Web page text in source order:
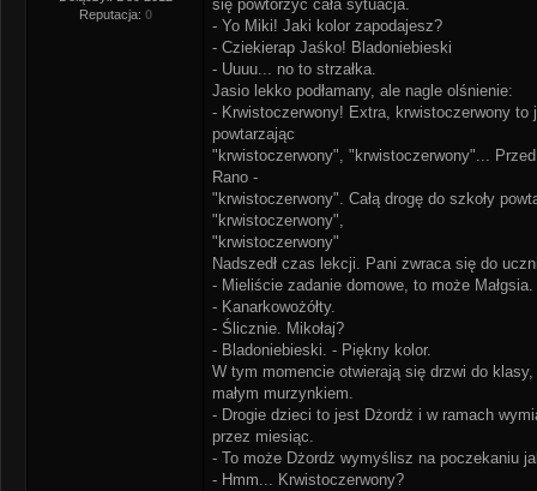
Reputacja: 0
się powtórzyć cała sytuacja.
- Yo Miki! Jaki kolor zapodajesz?
- Cziekierap Jaśko! Bladoniebieski
- Uuuu... no to strzałka.
Jasio lekko podłamany, ale nagle olśnienie:
- Krwistoczerwony! Extra, krwistoczerwony to
powtarzając
"krwistoczerwony", "krwistoczerwony"...
Rano -
"krwistoczerwony". Całą drogę do szkoły
"krwistoczerwony",
"krwistoczerwony"
Nadszedł czas lekcji. Pani zwraca się do
- Mieliście zadanie domowe, to może Małgsia.
- Kanarkowożółty.
- Ślicznie. Mikołaj?
- Bladoniebieski. - Piękny kolor.
W tym momencie otwierają się drzwi do
małym murzynkiem.
- Drogie dzieci to jest Dżordż i w ramach
przez miesiąc.
- To może Dżordż wymyślisz na poczekaniu
- Hmm... Krwistoczerwony?